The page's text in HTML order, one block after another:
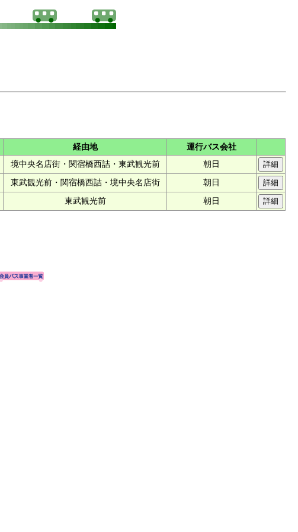
経由地
運行バス会社
境中央名店街・関宿橋西詰・東武観光前 朝日
東武観光前・関宿橋西詰・境中央名店街 朝日
東武観光前 朝日